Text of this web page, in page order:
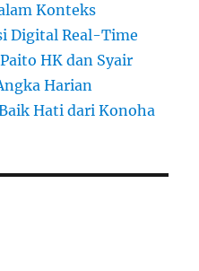
Konteks
Digital Real-Time
HK dan Syair
Harian
Hati dari Konoha